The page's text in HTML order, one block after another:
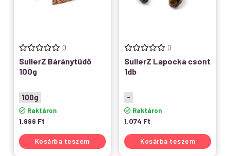
0
SullerZ Báránytüdő
100g
100g
Raktáron
1.999 Ft
Kosárba teszem
0
SullerZ Lapocka csont
1db
-
Raktáron
1.074 Ft
Kosárba teszem